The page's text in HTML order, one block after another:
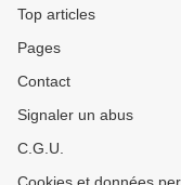
Top articles
Pages
Contact
Signaler un abus
C.G.U.